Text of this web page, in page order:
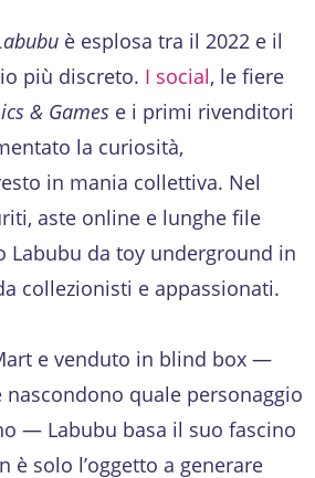
è esplosa tra il 2022 e il
più discreto. I social, le fiere
& Games e i primi rivenditori
la curiosità,
in mania collettiva. Nel
aste online e lunghe file
Labubu da toy underground in
collezionisti e appassionati.
e venduto in blind box —
nascondono quale personaggio
— Labubu basa il suo fascino
è solo l’oggetto a generare